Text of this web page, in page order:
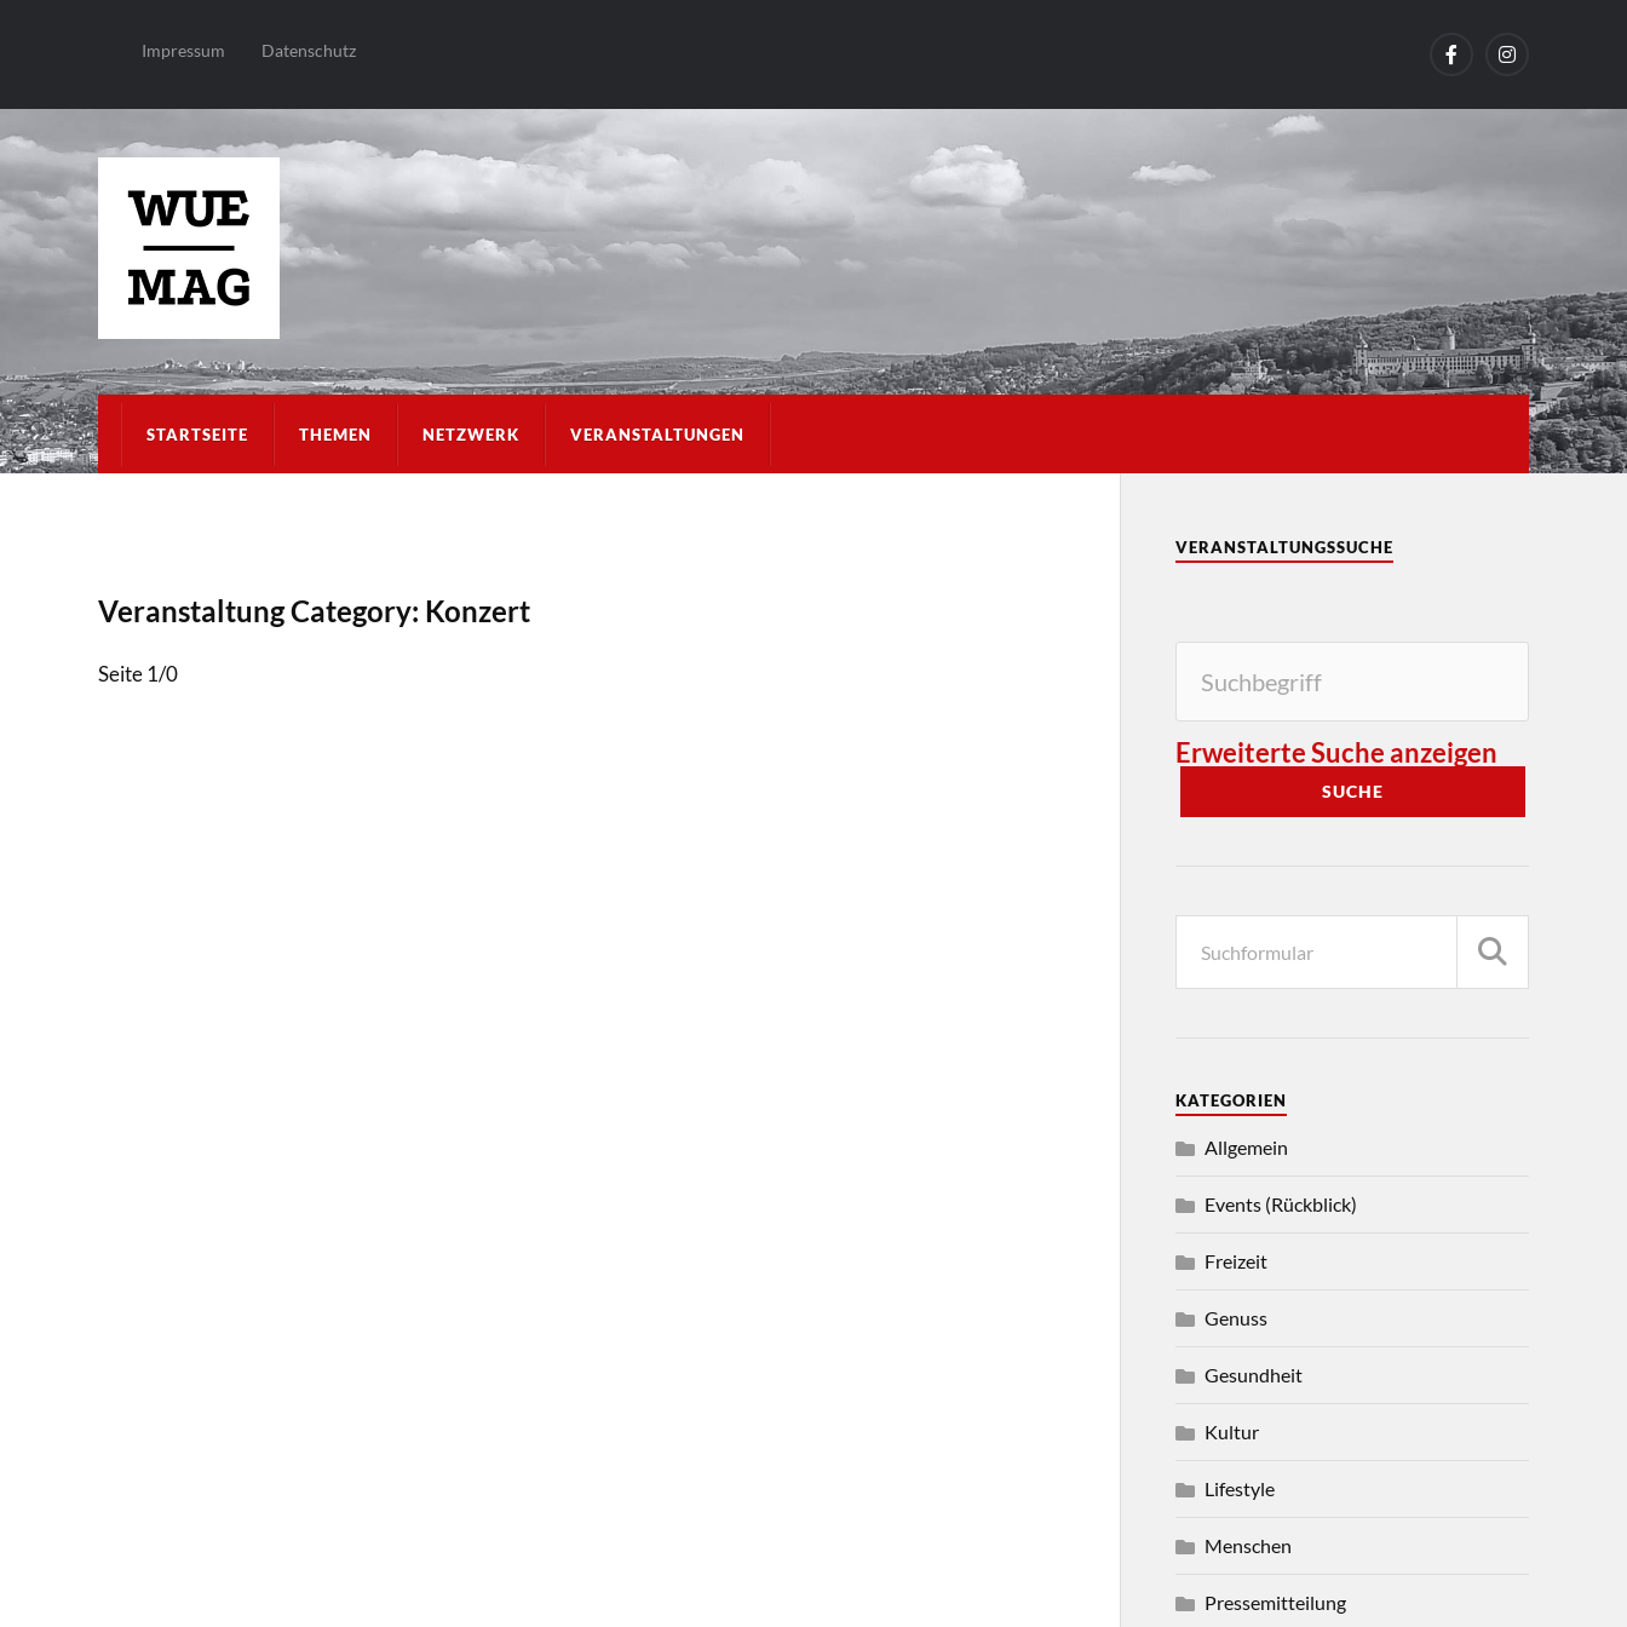
Impressum Datenschutz
STARTSEITE THEMEN NETZWERK VERANSTALTUNGEN
Veranstaltung Category: Konzert
Seite 1/0
VERANSTALTUNGSSUCHE
Erweiterte Suche anzeigen
SUCHE
KATEGORIEN
Allgemein
Events (Rückblick)
Freizeit
Genuss
Gesundheit
Kultur
Lifestyle
Menschen
Pressemitteilung